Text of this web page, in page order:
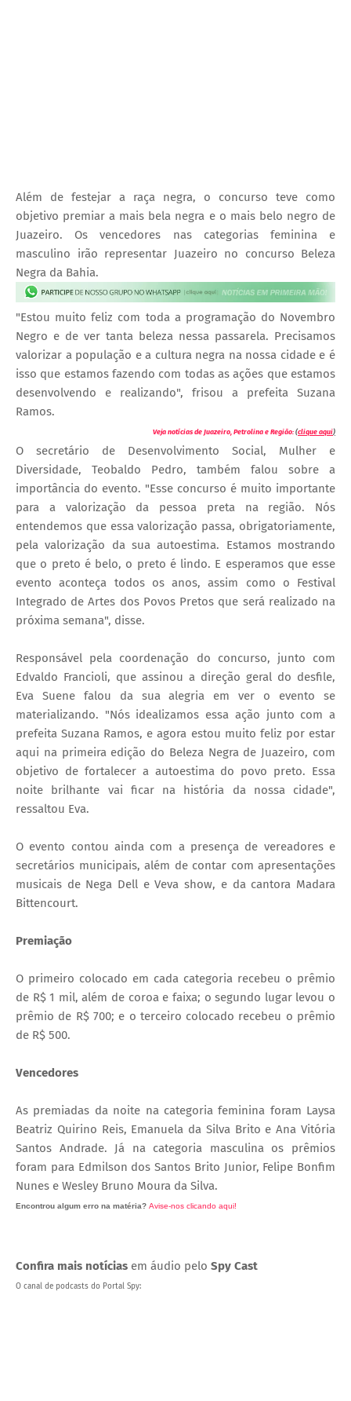
Além de festejar a raça negra, o concurso teve como
objetivo premiar a mais bela negra e o mais belo negro de
Juazeiro. Os vencedores nas categorias feminina e
masculino irão representar Juazeiro no concurso Beleza
Negra da Bahia.
"Estou muito feliz com toda a programação do Novembro
Negro e de ver tanta beleza nessa passarela. Precisamos
valorizar a população e a cultura negra na nossa cidade e é
isso que estamos fazendo com todas as ações que estamos
desenvolvendo e realizando", frisou a prefeita Suzana
Ramos.
Veja notícias de Juazeiro, Petrolina e Região: (clique aqui)
O secretário de Desenvolvimento Social, Mulher e
Diversidade, Teobaldo Pedro, também falou sobre a
importância do evento. "Esse concurso é muito importante
para a valorização da pessoa preta na região. Nós
entendemos que essa valorização passa, obrigatoriamente,
pela valorização da sua autoestima. Estamos mostrando
que o preto é belo, o preto é lindo. E esperamos que esse
evento aconteça todos os anos, assim como o Festival
Integrado de Artes dos Povos Pretos que será realizado na
próxima semana", disse.
Responsável pela coordenação do concurso, junto com
Edvaldo Francioli, que assinou a direção geral do desfile,
Eva Suene falou da sua alegria em ver o evento se
materializando. "Nós idealizamos essa ação junto com a
prefeita Suzana Ramos, e agora estou muito feliz por estar
aqui na primeira edição do Beleza Negra de Juazeiro, com
objetivo de fortalecer a autoestima do povo preto. Essa
noite brilhante vai ficar na história da nossa cidade",
ressaltou Eva.
O evento contou ainda com a presença de vereadores e
secretários municipais, além de contar com apresentações
musicais de Nega Dell e Veva show, e da cantora Madara
Bittencourt.
Premiação
O primeiro colocado em cada categoria recebeu o prêmio
de R$ 1 mil, além de coroa e faixa; o segundo lugar levou o
prêmio de R$ 700; e o terceiro colocado recebeu o prêmio
de R$ 500.
Vencedores
As premiadas da noite na categoria feminina foram Laysa
Beatriz Quirino Reis, Emanuela da Silva Brito e Ana Vitória
Santos Andrade. Já na categoria masculina os prêmios
foram para Edmilson dos Santos Brito Junior, Felipe Bonfim
Nunes e Wesley Bruno Moura da Silva.
Encontrou algum erro na matéria? Avise-nos clicando aqui!
Confira mais notícias em áudio pelo Spy Cast
O canal de podcasts do Portal Spy: